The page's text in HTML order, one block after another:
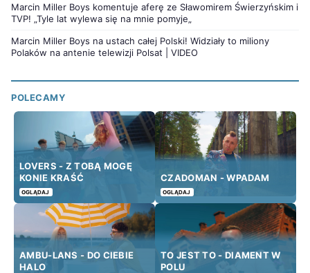
Marcin Miller Boys komentuje aferę ze Sławomirem Świerzyńskim i
TVP! „Tyle lat wylewa się na mnie pomyje„
Marcin Miller Boys na ustach całej Polski! Widziały to miliony
Polaków na antenie telewizji Polsat | VIDEO
POLECAMY
LOVERS - Z TOBĄ MOGĘ
KONIE KRAŚĆ
OGLĄDAJ
CZADOMAN - WPADAM
OGLĄDAJ
AMBU-LANS - DO CIEBIE
HALO
TO JEST TO - DIAMENT W
POLU